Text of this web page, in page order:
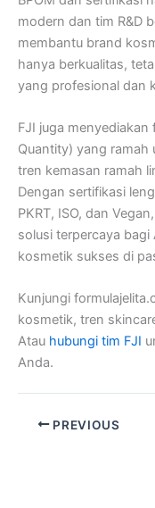
modern dan tim R&D
membantu brand
hanya berkualitas,
yang profesional dan
FJI juga
Quantity) yang ramah
tren kemasan ramah
Dengan sertifikasi
PKRT, ISO, dan
solusi terpercaya
kosmetik sukses di
Kunjungi
kosmetik, tren
Atau hubungi tim FJI
Anda.
PREVIOUS